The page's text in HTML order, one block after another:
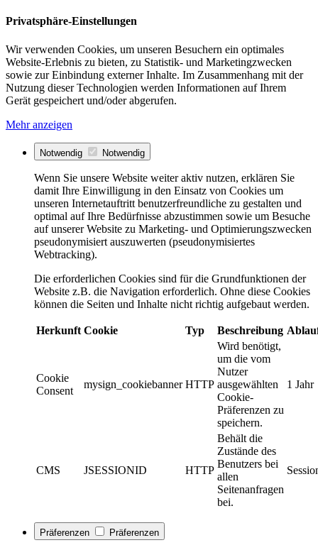
Privatsphäre-Einstellungen
Wir verwenden Cookies, um unseren Besuchern ein optimales
Website-Erlebnis zu bieten, zu Statistik- und Marketingzwecken
sowie zur Einbindung externer Inhalte. Im Zusammenhang mit der
Nutzung dieser Technologien werden Informationen auf Ihrem
Gerät gespeichert und/oder abgerufen.
Mehr anzeigen
Notwendig Notwendig
Wenn Sie unsere Website weiter aktiv nutzen, erklären Sie
damit Ihre Einwilligung in den Einsatz von Cookies um
unseren Internetauftritt benutzerfreundliche zu gestalten und
optimal auf Ihre Bedürfnisse abzustimmen sowie um Besuche
auf unserer Website zu Marketing- und Optimierungszwecken
pseudonymisiert auszuwerten (pseudonymisiertes
Webtracking).
Die erforderlichen Cookies sind für die Grundfunktionen der
Website z.B. die Navigation erforderlich. Ohne diese Cookies
können die Seiten und Inhalte nicht richtig aufgebaut werden.
Herkunft Cookie Typ Beschreibung
Cookie
Consent
mysign_cookiebanner HTTP
Wird benötigt,
um die vom
Nutzer
ausgewählten
Cookie-
Präferenzen zu
speichern.
1 Jahr
CMS JSESSIONID HTTP
Behält die
Zustände des
Benutzers bei
allen
Seitenanfragen
bei.
Präferenzen Präferenzen